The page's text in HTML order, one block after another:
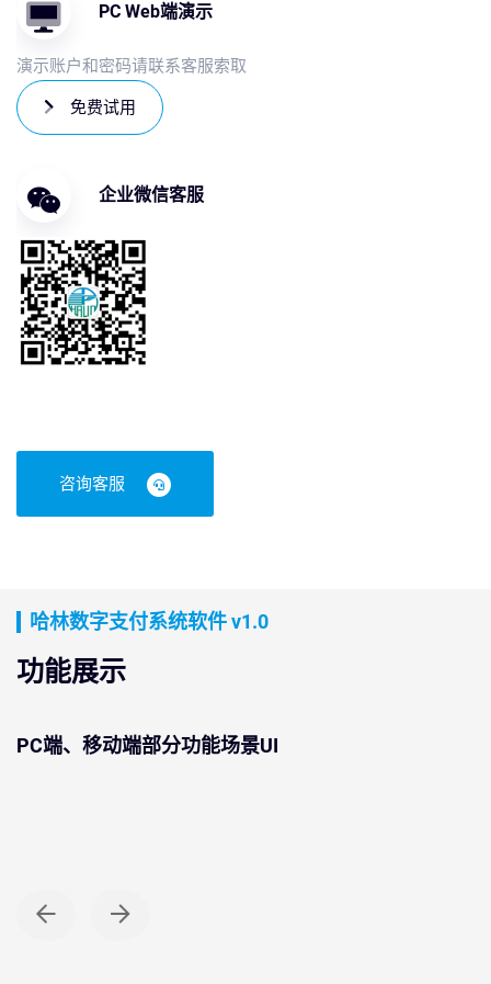
PC Web端演示
演示账户和密码请联系客服索取
免费试用
企业微信客服
咨询客服
哈林数字支付系统软件 v1.0
功能展示
PC端、移动端部分功能场景UI
端
商管理